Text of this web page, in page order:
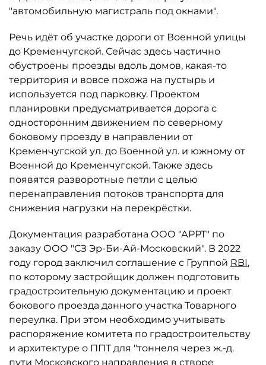
"автомобильную магистраль под окнами".
Речь идёт об участке дороги от Военной улицы
до Кременчугской. Сейчас здесь частично
обустроены проезды вдоль домов, какая-то
территория и вовсе похожа на пустырь и
используется под парковку. Проектом
планировки предусматривается дорога с
односторонним движением по северному
боковому проезду в направлении от
Кременчугской ул. до Военной ул. и южному от
Военной до Кременчугской. Также здесь
появятся разворотные петли с целью
перенаправления потоков транспорта для
снижения нагрузки на перекрёстки.
Документация разработана ООО "АРРТ" по
заказу ООО "СЗ Эр-Би-Ай-Московский". В 2022
году город заключил соглашение с Группой RBI,
по которому застройщик должен подготовить
градостроительную документацию и проект
бокового проезда данного участка Товарного
переулка. При этом необходимо учитывать
распоряжение комитета по градостроительству
и архитектуре о ППТ для "тоннеля через ж.-д.
пути Московского направления в створе